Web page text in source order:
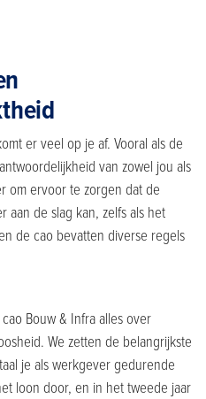
er veel op je af. Vooral als de
van zowel jou als
om ervoor te zorgen dat de
aan de slag kan, zelfs als het
de cao bevatten diverse regels
Bouw & Infra alles over
We zetten de belangrijkste
je als werkgever gedurende
loon door, en in het tweede jaar